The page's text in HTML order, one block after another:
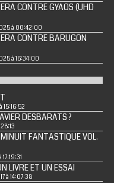
CONTRE GYAOS (UHD
à 00:42:00
CONTRE BARUGON
à 16:34:00
15:16:52
DESBARATS ?
FANTASTIQUE VOL.
LIVRE ET UN ESSAI
à 14:07:38